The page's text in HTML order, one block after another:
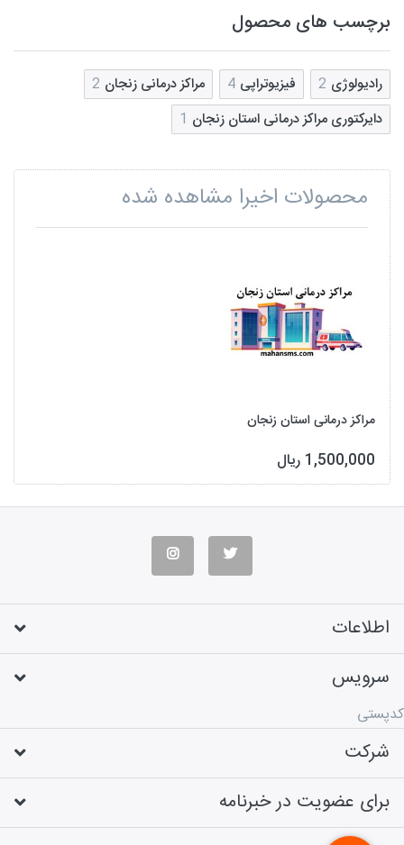
برچسب های محصول
رادیولوژی 2 فیزیوتراپی 4 مراکز درمانی زنجان 2
دایرکتوری مراکز درمانی استان زنجان 1
محصولات اخیرا مشاهده شده
مراکز درمانی استان زنجان
1,500,000 ریال
اطلاعات
سرویس
کدپستی
شرکت
برای عضویت در خبرنامه